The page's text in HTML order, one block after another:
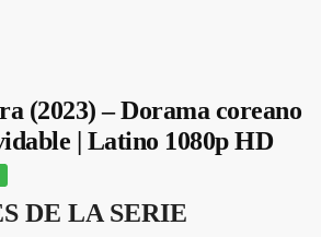
(2023) – Dorama coreano
| Latino 1080p HD
DE LA SERIE